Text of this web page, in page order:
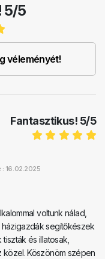
5/5
véleményét!
Fantasztikus! 5/5
: 16.02.2025
voltunk nálad,
segítőkészek
és illatosak,
Köszönöm szépen